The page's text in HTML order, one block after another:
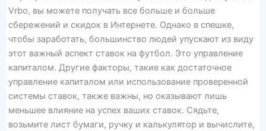
Vrbo, вы можете получать все больше и больше
сбережений и скидок в Интернете. Однако в спешке,
чтобы заработать, большинство людей упускают из виду
этот важный аспект ставок на футбол. Это управление
капиталом. Другие факторы, такие как достаточное
управление капиталом или использование проверенной
системы ставок, также важны, но оказывают лишь
меньшее влияние на успех ваших ставок. Сядьте,
возьмите лист бумаги, ручку и калькулятор и вычислите,